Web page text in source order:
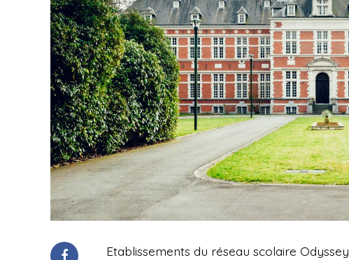
Etablissements du réseau scolaire Odyssey,